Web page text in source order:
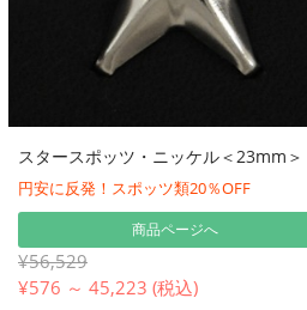
スタースポッツ・ニッケル＜23mm＞
円安に反発！スポッツ類20％OFF
商品ページへ
¥56,529
¥576 ～ 45,223 (税込)